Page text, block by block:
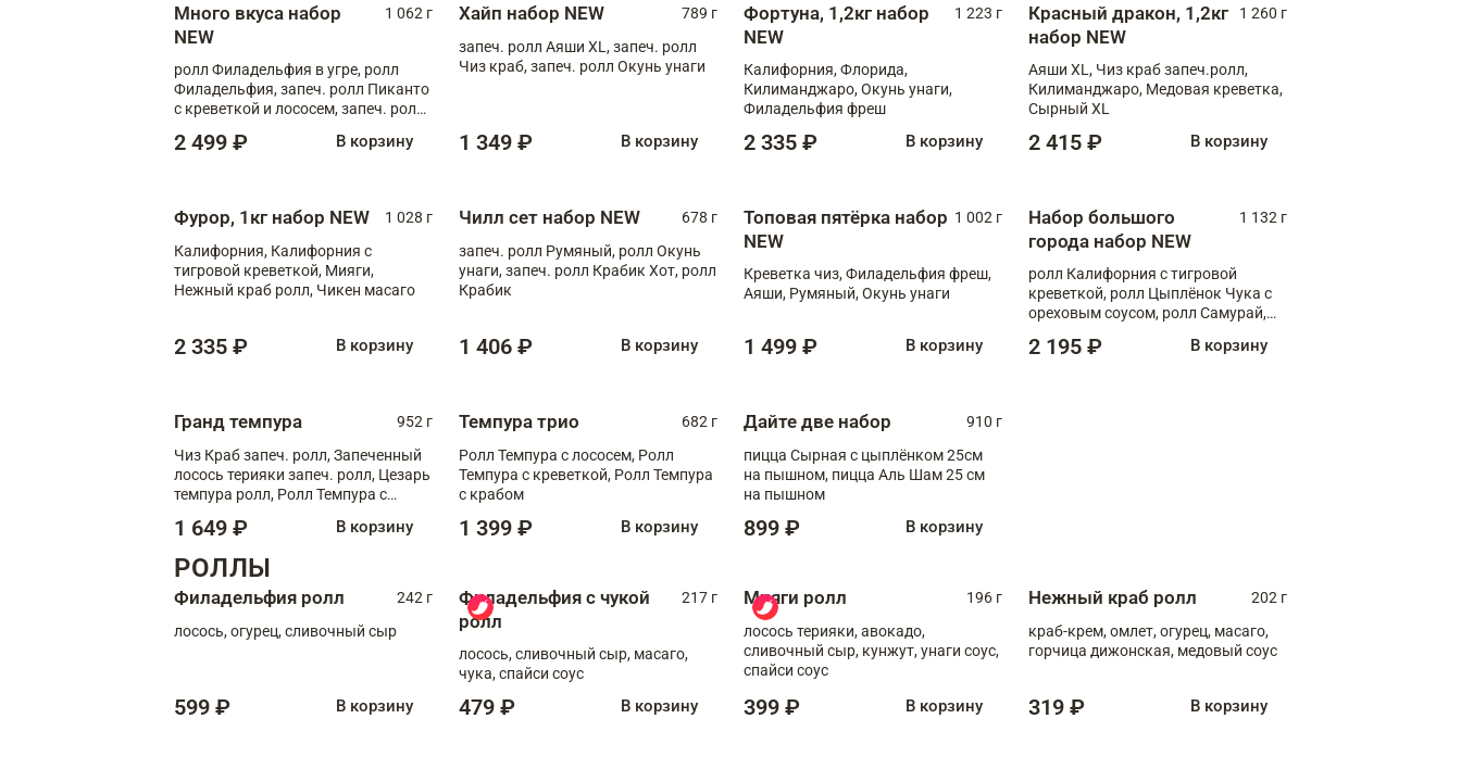
Много вкуса набор
NEW
1 062 г
ролл Филадельфия в угре, ролл
Филадельфия, запеч. ролл Пиканто
с креветкой и лососем, запеч. ролл
2 499 ₽ В корзину
Хайп набор NEW
789 г
запеч. ролл Аяши XL, запеч. ролл
Чиз краб, запеч. ролл Окунь унаги
1 349 ₽ В корзину
Фортуна, 1,2кг набор
NEW
1 223 г
Калифорния, Флорида,
Килиманджаро, Окунь унаги,
Филадельфия фреш
2 335 ₽ В корзину
Красный дракон, 1,2кг
набор NEW
1 260 г
Аяши XL, Чиз краб запеч.ролл,
Килиманджаро, Медовая креветка,
Сырный XL
2 415 ₽ В корзину
Фурор, 1кг набор NEW
1 028 г
Калифорния, Калифорния с
тигровой креветкой, Мияги,
Нежный краб ролл, Чикен масаго
2 335 ₽ В корзину
Чилл сет набор NEW
678 г
запеч. ролл Румяный, ролл Окунь
унаги, запеч. ролл Крабик Хот, ролл
Крабик
1 406 ₽ В корзину
Топовая пятёрка набор
NEW
1 002 г
Креветка чиз, Филадельфия фреш,
Аяши, Румяный, Окунь унаги
1 499 ₽ В корзину
Набор большого
города набор NEW
1 132 г
ролл Калифорния с тигровой
креветкой, ролл Цыплёнок Чука с
ореховым соусом, ролл Самурай,
ролл с крабом
2 195 ₽ В корзину
Гранд темпура
952 г
Чиз Краб запеч. ролл, Запеченный
лосось терияки запеч. ролл, Цезарь
темпура ролл, Ролл Темпура с
1 649 ₽ В корзину
Темпура трио
682 г
Ролл Темпура с лососем, Ролл
Темпура с креветкой, Ролл Темпура
с крабом
1 399 ₽ В корзину
Дайте две набор
910 г
пицца Сырная с цыплёнком 25см
на пышном, пицца Аль Шам 25 см
на пышном
899 ₽ В корзину
РОЛЛЫ
Филадельфия ролл
242 г
лосось, огурец, сливочный сыр
599 ₽ В корзину
Филадельфия с чукой
ролл
217 г
лосось, сливочный сыр, масаго,
чука, спайси соус
479 ₽ В корзину
Мияги ролл
196 г
лосось терияки, авокадо,
сливочный сыр, кунжут, унаги соус,
спайси соус
399 ₽ В корзину
Нежный краб ролл
202 г
краб-крем, омлет, огурец, масаго,
горчица дижонская, медовый соус
319 ₽ В корзину